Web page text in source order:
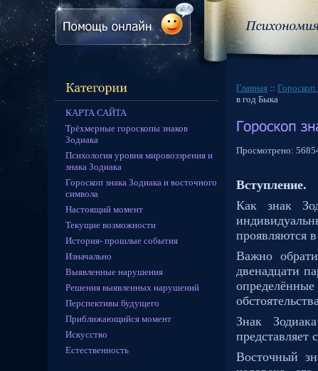
КАРТА САЙТА
Трёхмерные гороскопы знаков
Зодиака
Психология уровня мировоззрения и
знака Зодиака
Гороскоп знака Зодиака и восточного
символа
Настоящий момент
Текущие возможности
История- прошлые события
Изначально
Выявленные нарушения
Решения выявленных нарушений
Перспективы будущего
Приближающийся момент
Искусство
Естественность
Главная ::Гороскоп
в год Быка
Просмотрено:
Вступление.
Как знак
проявляются
Важно
двенадцати
Знак
представляет
Восточный